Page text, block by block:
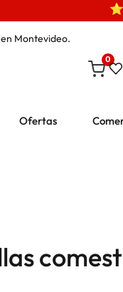
Montevideo.
0
Ofertas